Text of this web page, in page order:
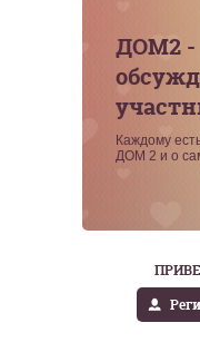
ДОМ2 -
Каждому
ДОМ 2 и о